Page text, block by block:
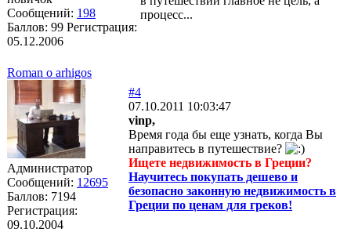
Сообщений: 198
Баллов: 99 Регистрация:
05.12.2006
процесс...
Roman o arhigos
Администратор
Сообщений: 12695
Баллов: 7194
Регистрация:
09.10.2004
#4
07.10.2011 10:03:47
vinp,
Время года бы еще узнать, когда Вы
направитесь в путешествие?
Ищете недвижимость в Греции?
Научитесь покупать дешево и
безопасно законную недвижимость в
Греции по ценам для греков!